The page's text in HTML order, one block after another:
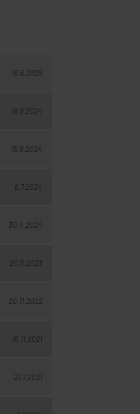
18.6.2025
19.9.2024
15.8.2024
6.7.2024
30.4.2024
20.5.2023
20.11.2022
15.11.2021
21.7.2021